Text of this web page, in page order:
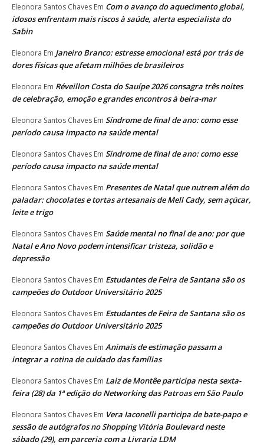
Eleonora Santos Chaves Em Com o avanço do aquecimento global,
idosos enfrentam mais riscos à saúde, alerta especialista do
Sabin
Eleonora Em Janeiro Branco: estresse emocional está por trás de
dores físicas que afetam milhões de brasileiros
Eleonora Em Réveillon Costa do Sauípe 2026 consagra três noites
de celebração, emoção e grandes encontros à beira-mar
Eleonora Santos Chaves Em Síndrome de final de ano: como esse
período causa impacto na saúde mental
Eleonora Santos Chaves Em Síndrome de final de ano: como esse
período causa impacto na saúde mental
Eleonora Santos Chaves Em Presentes de Natal que nutrem além do
paladar: chocolates e tortas artesanais de Mell Cady, sem açúcar,
leite e trigo
Eleonora Santos Chaves Em Saúde mental no final de ano: por que
Natal e Ano Novo podem intensificar tristeza, solidão e
depressão
Eleonora Santos Chaves Em Estudantes de Feira de Santana são os
campeões do Outdoor Universitário 2025
Eleonora Santos Chaves Em Estudantes de Feira de Santana são os
campeões do Outdoor Universitário 2025
Eleonora Santos Chaves Em Animais de estimação passam a
integrar a rotina de cuidado das famílias
Eleonora Santos Chaves Em Laiz de Montêe participa nesta sexta-
feira (28) da 1ª edição do Networking das Patroas em São Paulo
Eleonora Santos Chaves Em Vera Iaconelli participa de bate-papo e
sessão de autógrafos no Shopping Vitória Boulevard neste
sábado (29), em parceria com a Livraria LDM